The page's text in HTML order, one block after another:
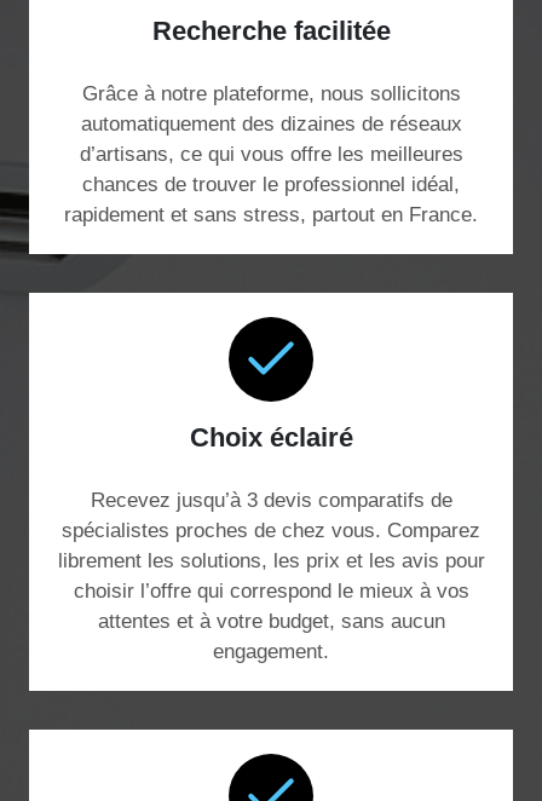
Recherche facilitée
Grâce à notre plateforme, nous sollicitons
automatiquement des dizaines de réseaux
d’artisans, ce qui vous offre les meilleures
chances de trouver le professionnel idéal,
rapidement et sans stress, partout en France.
Choix éclairé
Recevez jusqu’à 3 devis comparatifs de
spécialistes proches de chez vous. Comparez
librement les solutions, les prix et les avis pour
choisir l’offre qui correspond le mieux à vos
attentes et à votre budget, sans aucun
engagement.